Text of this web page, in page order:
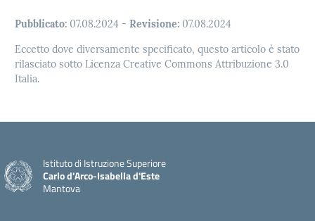
Pubblicato: 07.08.2024 - Revisione: 07.08.2024
Eccetto dove diversamente specificato, questo articolo è stato
rilasciato sotto Licenza Creative Commons Attribuzione 3.0
Italia.
Istituto di Istruzione Superiore
Carlo d'Arco-Isabella d'Este
Mantova